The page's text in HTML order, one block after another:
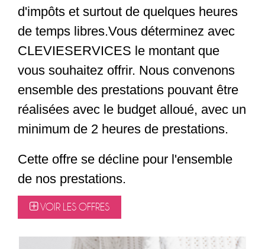
d'impôts et surtout de quelques heures
de temps libres.Vous déterminez avec
CLEVIESERVICES le montant que
vous souhaitez offrir. Nous convenons
ensemble des prestations pouvant être
réalisées avec le budget alloué, avec un
minimum de 2 heures de prestations.
Cette offre se décline pour l'ensemble
de nos prestations.
VOIR LES OFFRES